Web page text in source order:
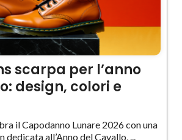
scarpa per l’anno
design, colori e
il Capodanno Lunare 2026 con una
dedicata all’Anno del Cavallo, ...